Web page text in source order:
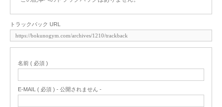
トラックバック URL
名前 ( 必須 )
E-MAIL ( 必須 ) - 公開されません -